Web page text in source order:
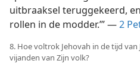
uitbraaksel teruggekeerd,
rollen in de modder.’” —2
8. Hoe voltrok Jehovah in de tijd
vijanden van Zijn volk?